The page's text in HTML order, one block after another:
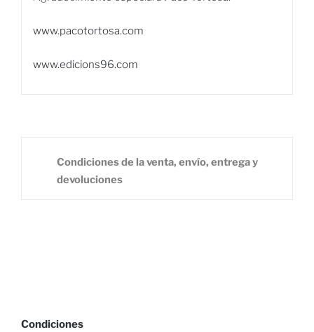
www.pacotortosa.com
www.edicions96.com
Condiciones de la venta, envío, entrega y
devoluciones
Condiciones